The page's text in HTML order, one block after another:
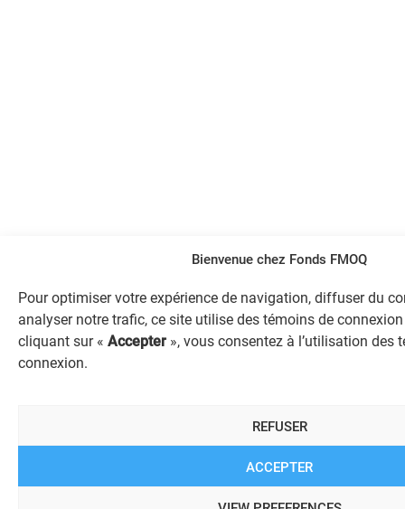
Bienvenue chez Fonds FMOQ
Pour optimiser votre expérience de navigation, diffuser du
analyser notre trafic, ce site utilise des témoins de
cliquant sur « Accepter », vous consentez à l’utilisation des
connexion.
ACCEPTER
REFUSER